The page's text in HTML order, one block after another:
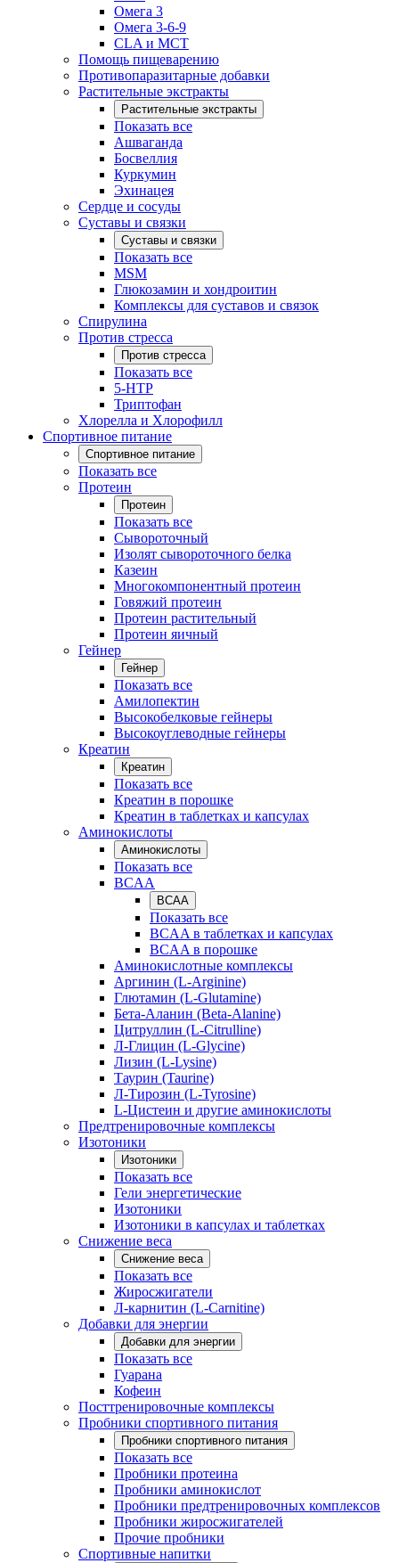
Омега 3
Омега 3-6-9
CLA и MCT
Помощь пищеварению
Противопаразитарные добавки
Растительные экстракты
Растительные экстракты
Показать все
Ашваганда
Босвеллия
Куркумин
Эхинацея
Сердце и сосуды
Суставы и связки
Суставы и связки
Показать все
MSM
Глюкозамин и хондроитин
Комплексы для суставов и связок
Спирулина
Против стресса
Против стресса
Показать все
5-HTP
Триптофан
Хлорелла и Хлорофилл
Спортивное питание
Спортивное питание
Показать все
Протеин
Протеин
Показать все
Сывороточный
Изолят сывороточного белка
Казеин
Многокомпонентный протеин
Говяжий протеин
Протеин растительный
Протеин яичный
Гейнер
Гейнер
Показать все
Амилопектин
Высокобелковые гейнеры
Высокоуглеводные гейнеры
Креатин
Креатин
Показать все
Креатин в порошке
Креатин в таблетках и капсулах
Аминокислоты
Аминокислоты
Показать все
BCAA
BCAA
Показать все
BCAA в таблетках и капсулах
BCAA в порошке
Аминокислотные комплексы
Аргинин (L-Arginine)
Глютамин (L-Glutamine)
Бета-Аланин (Beta-Alanine)
Цитруллин (L-Citrulline)
Л-Глицин (L-Glycine)
Лизин (L-Lysine)
Таурин (Taurine)
Л-Тирозин (L-Tyrosine)
L-Цистеин и другие аминокислоты
Предтренировочные комплексы
Изотоники
Изотоники
Показать все
Гели энергетические
Изотоники
Изотоники в капсулах и таблетках
Снижение веса
Снижение веса
Показать все
Жиросжигатели
Л-карнитин (L-Carnitine)
Добавки для энергии
Добавки для энергии
Показать все
Гуарана
Кофеин
Посттренировочные комплексы
Пробники спортивного питания
Пробники спортивного питания
Показать все
Пробники протеина
Пробники аминокислот
Пробники предтренировочных комплексов
Пробники жиросжигателей
Прочие пробники
Спортивные напитки